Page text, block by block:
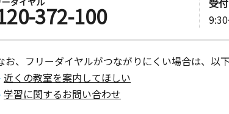
372-100
受
お、フリーダイヤルがつながりにくい場合は、以
近くの教室を案内してほしい
学習に関するお問い合わせ